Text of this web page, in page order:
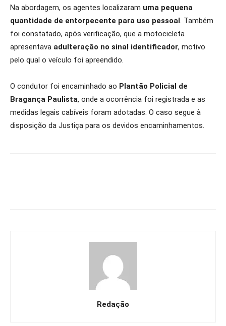
Na abordagem, os agentes localizaram uma pequena
quantidade de entorpecente para uso pessoal. Também
foi constatado, após verificação, que a motocicleta
apresentava adulteração no sinal identificador, motivo
pelo qual o veículo foi apreendido.
O condutor foi encaminhado ao Plantão Policial de
Bragança Paulista, onde a ocorrência foi registrada e as
medidas legais cabíveis foram adotadas. O caso segue à
disposição da Justiça para os devidos encaminhamentos.
Redação